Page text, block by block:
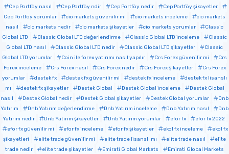
Cep Portföy nasıl
Cep Portföy ndir Cep Portföy nedir
Cep Portföy şikayetler
Cep Portföy yorumlar
cio markets güvenilir mi cio markets inceleme
cio markets
nasıl
cio markets nedir cio markets şikayetler cio markets yorumlar
Classic
Global LTD
Classic Global LTD değerlendirme Classic Global LTD inceleme
Classic
Global LTD nasıl
Classic Global LTD nedir Classic Global LTD şikayetler
Classic
Global LTD yorumlar
Coin ile forex yatırımı nasıl yapılır Crs Forex güvenilir mi
Crs
Forex inceleme
Crs Forex nasıl Crs Forex nedir Crs Forex şikayetler
Crs Forex
yorumlar
destek fx destek fx güvenilir mi destek fx inceleme
destek fx lisanslı
mı
destek fx şikayetler Destek Global Destek Global inceleme
Destek Global
nasıl
Destek Global nedir Destek Global şikayetler Destek Global yorumlar
Dnb
Yatırım
Dnb Yatırım değerlendirme Dnb Yatırım inceleme Dnb Yatırım nasıl
Dnb
Yatırım nedir
Dnb Yatırım şikayetler Dnb Yatırım yorumlar efor fx
efor fx 2022
efor fx güvenilir mi
efor fx inceleme efor fx şikayetler ekol fx inceleme
ekol fx
şikayetleri
elite trade güvenilir mi elite trade lisanslı mı elite trade nasıl
elite
trade nedir
elite trade şikayetler Emirati Global Markets
Emirati Global Markets